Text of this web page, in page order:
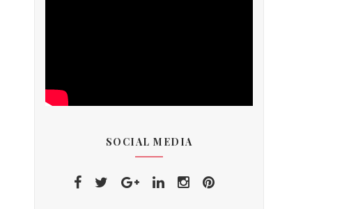
SOCIAL MEDIA